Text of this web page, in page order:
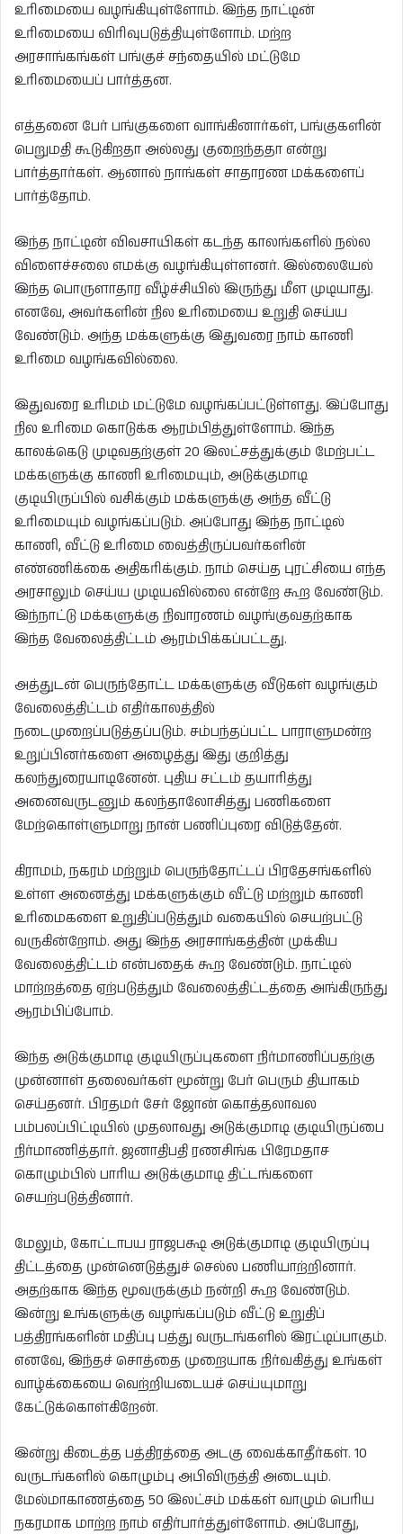
உரிமையை வழங்கியுள்ளோம். இந்த நாட்டின்
உரிமையை விரிவுபடுத்தியுள்ளோம். மற்ற
அரசாங்கங்கள் பங்குச் சந்தையில் மட்டுமே
உரிமையைப் பார்த்தன.
எத்தனை பேர் பங்குகளை வாங்கினார்கள், பங்குகளின்
பெறுமதி கூடுகிறதா அல்லது குறைந்ததா என்று
பார்த்தார்கள். ஆனால் நாங்கள் சாதாரண மக்களைப்
பார்த்தோம்.
இந்த நாட்டின் விவசாயிகள் கடந்த காலங்களில் நல்ல
விளைச்சலை எமக்கு வழங்கியுள்ளனர். இல்லையேல்
இந்த பொருளாதார வீழ்ச்சியில் இருந்து மீள முடியாது.
எனவே, அவர்களின் நில உரிமையை உறுதி செய்ய
வேண்டும். அந்த மக்களுக்கு இதுவரை நாம் காணி
உரிமை வழங்கவில்லை.
இதுவரை உரிமம் மட்டுமே வழங்கப்பட்டுள்ளது. இப்போது
நில உரிமை கொடுக்க ஆரம்பித்துள்ளோம். இந்த
காலக்கெடு முடிவதற்குள் 20 இலட்சத்துக்கும் மேற்பட்ட
மக்களுக்கு காணி உரிமையும், அடுக்குமாடி
குடியிருப்பில் வசிக்கும் மக்களுக்கு அந்த வீட்டு
உரிமையும் வழங்கப்படும். அப்போது இந்த நாட்டில்
காணி, வீட்டு உரிமை வைத்திருப்பவர்களின்
எண்ணிக்கை அதிகரிக்கும். நாம் செய்த புரட்சியை எந்த
அரசாலும் செய்ய முடியவில்லை என்றே கூற வேண்டும்.
இந்நாட்டு மக்களுக்கு நிவாரணம் வழங்குவதற்காக
இந்த வேலைத்திட்டம் ஆரம்பிக்கப்பட்டது.
அத்துடன் பெருந்தோட்ட மக்களுக்கு வீடுகள் வழங்கும்
வேலைத்திட்டம் எதிர்காலத்தில்
நடைமுறைப்படுத்தப்படும். சம்பந்தப்பட்ட பாராளுமன்ற
உறுப்பினர்களை அழைத்து இது குறித்து
கலந்துரையாடினேன். புதிய சட்டம் தயாரித்து
அனைவருடனும் கலந்தாலோசித்து பணிகளை
மேற்கொள்ளுமாறு நான் பணிப்புரை விடுத்தேன்.
கிராமம், நகரம் மற்றும் பெருந்தோட்டப் பிரதேசங்களில்
உள்ள அனைத்து மக்களுக்கும் வீட்டு மற்றும் காணி
உரிமைகளை உறுதிப்படுத்தும் வகையில் செயற்பட்டு
வருகின்றோம். அது இந்த அரசாங்கத்தின் முக்கிய
வேலைத்திட்டம் என்பதைக் கூற வேண்டும். நாட்டில்
மாற்றத்தை ஏற்படுத்தும் வேலைத்திட்டத்தை அங்கிருந்து
ஆரம்பிப்போம்.
இந்த அடுக்குமாடி குடியிருப்புகளை நிர்மாணிப்பதற்கு
முன்னாள் தலைவர்கள் மூன்று பேர் பெரும் தியாகம்
செய்தனர். பிரதமர் சேர் ஜோன் கொத்தலாவல
பம்பலப்பிட்டியில் முதலாவது அடுக்குமாடி குடியிருப்பை
நிர்மாணித்தார். ஜனாதிபதி ரணசிங்க பிரேமதாச
கொழும்பில் பாரிய அடுக்குமாடி திட்டங்களை
செயற்படுத்தினார்.
மேலும், கோட்டாபய ராஜபக்ஷ அடுக்குமாடி குடியிருப்பு
திட்டத்தை முன்னெடுத்துச் செல்ல பணியாற்றினார்.
அதற்காக இந்த மூவருக்கும் நன்றி கூற வேண்டும்.
இன்று உங்களுக்கு வழங்கப்படும் வீட்டு உறுதிப்
பத்திரங்களின் மதிப்பு பத்து வருடங்களில் இரட்டிப்பாகும்.
எனவே, இந்தச் சொத்தை முறையாக நிர்வகித்து உங்கள்
வாழ்க்கையை வெற்றியடையச் செய்யுமாறு
கேட்டுக்கொள்கிறேன்.
இன்று கிடைத்த பத்திரத்தை அடகு வைக்காதீர்கள். 10
வருடங்களில் கொழும்பு அபிவிருத்தி அடையும்.
மேல்மாகாணத்தை 50 இலட்சம் மக்கள் வாழும் பெரிய
நகரமாக மாற்ற நாம் எதிர்பார்த்துள்ளோம். அப்போது,